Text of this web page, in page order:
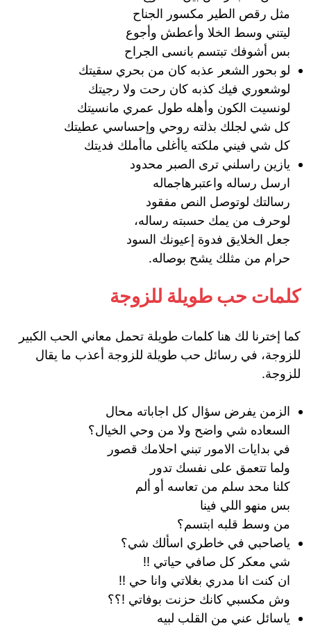
مثل رقص الطير مكسور الجناح
ليتني وسط الخلا وأعطش وأجوع
بس أشوفك تبتسم بانسى الجراح
لو بحور الشعر عذبه كان من بحري سقيتك
لوشعوري فيك كذبه كان رحت ولا رجيتك
لونسيت الكون وأهله طول عمري مانسيتك
كل شي لجلك بذلته روحي وإحساسي عطيتك
كل شي فيني ملكته ياأغلى ماأملك فديتك
يازين راسلني ترى الصبر محدود
ارسل رساله واعتبرهاجماله
رسالتك لوتوصل النص مفقود
لوحرف من يمك حسبته رساله،
جعل الخلايق فدوة إعيونك السود
حرام من مثلك يشح بوصاله.
كلمات حب طويلة للزوجة
كما إخترنا لك هنا كلمات طويلة تحمل معاني الحب الكبير
للزوجة، في رسائل حب طويلة للزوجة أعذب ما يقال
للزوجة.
الزمن يفرض سؤال كل اجاباته محال
السعاده شي واضح ولا من وحي الخيال؟
في بدايات الامور تبني احلامك قصور
ولما تتعمق على نفسك تدور
كلنا محد سلم من تعاسه أو ألم
بس منهو اللي فينا
من وسط قلبه ابتسم؟
ياصاحبي في خاطري اسألك شي؟
شي معكر كل صافي حياتي !!
ان كنت انا مدري بغلاتي وانا حي !!
وش مكسبي كانك حزنت بوفاتي !؟؟
ياسائل عني من القلب لبيه